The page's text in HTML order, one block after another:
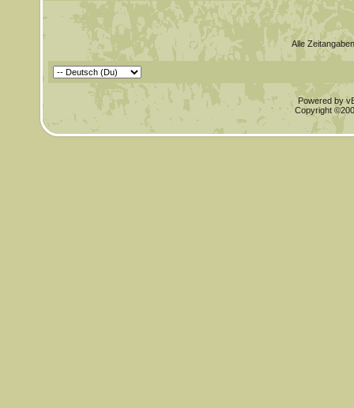
Alle
Powered by
Copyright